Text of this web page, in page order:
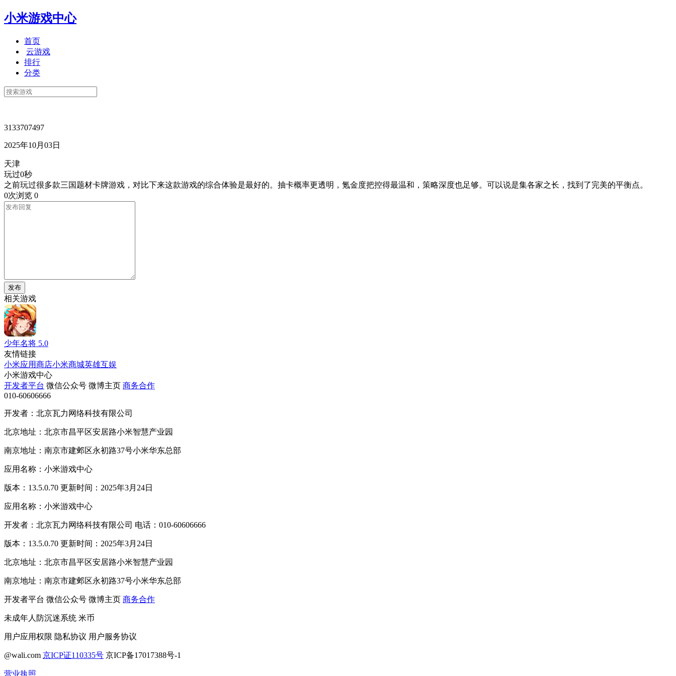
小米游戏中心
首页
云游戏
排行
分类
3133707497
2025年10月03日
天津
玩过0秒
之前玩过很多款三国题材卡牌游戏，对比下来这款游戏的综合体验是最好的。抽卡概率更透明，氪金度把控得最温和，策略深度也足够。可以说是集各家之长，找到了完美的平衡点。
0次浏览 0
发布
相关游戏
少年名将 5.0
友情链接
小米应用商店小米商城英雄互娱
小米游戏中心
开发者平台 微信公众号 微博主页 商务合作
010-60606666
开发者：北京瓦力网络科技有限公司
北京地址：北京市昌平区安居路小米智慧产业园
南京地址：南京市建邺区永初路37号小米华东总部
应用名称：小米游戏中心
版本：13.5.0.70 更新时间：2025年3月24日
应用名称：小米游戏中心
开发者：北京瓦力网络科技有限公司 电话：010-60606666
版本：13.5.0.70 更新时间：2025年3月24日
北京地址：北京市昌平区安居路小米智慧产业园
南京地址：南京市建邺区永初路37号小米华东总部
开发者平台 微信公众号 微博主页 商务合作
未成年人防沉迷系统 米币
用户应用权限 隐私协议 用户服务协议
@wali.com 京ICP证110335号 京ICP备17017388号-1
营业执照